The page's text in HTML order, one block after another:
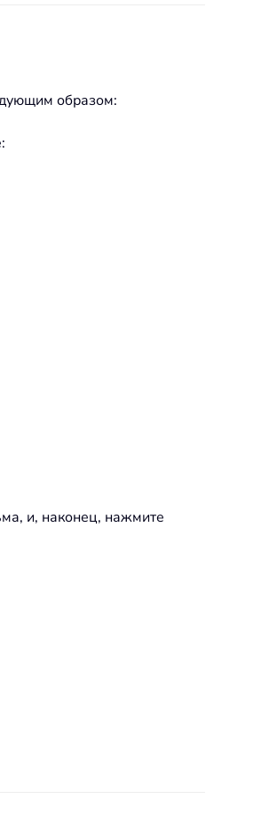
образом:
и, наконец, нажмите